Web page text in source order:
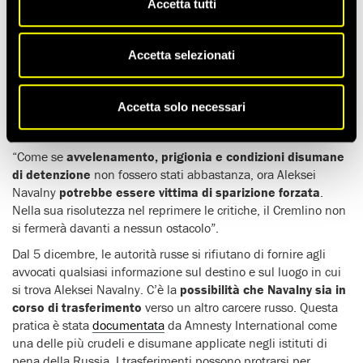
Accetta tutti
Accetta selezionati
Accetta solo necessari
coscienzanon è più ufficialmente registrato nel
in cui stava scontando una condanna ingiusta
cui si trova sono sconosciuti.
Denis Krivosheev, vicedirettore per l’Europa e l’Asia centrale
di Amnesty International, ha dichiarato:
“Come se avvelenamento, prigionia e condizioni disumane
di detenzione non fossero stati abbastanza, ora Aleksei
Navalny potrebbe essere vittima di sparizione forzata.
Nella sua risolutezza nel reprimere le critiche, il Cremlino non
si fermerà davanti a nessun ostacolo”.
Dal 5 dicembre, le autorità russe si rifiutano di fornire agli
avvocati qualsiasi informazione sul destino e sul luogo in cui
si trova Aleksei Navalny. C’è la possibilità che Navalny sia in
corso di trasferimento verso un altro carcere russo. Questa
pratica è stata documentata da Amnesty International come
una delle più crudeli e disumane applicate negli istituti di